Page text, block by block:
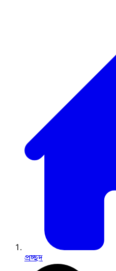
প্রচ্ছদ